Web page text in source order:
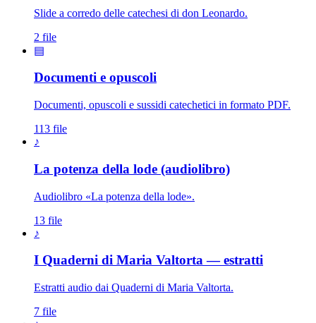
Slide a corredo delle catechesi di don Leonardo.
2 file
▤
Documenti e opuscoli
Documenti, opuscoli e sussidi catechetici in formato PDF.
113 file
♪
La potenza della lode (audiolibro)
Audiolibro «La potenza della lode».
13 file
♪
I Quaderni di Maria Valtorta — estratti
Estratti audio dai Quaderni di Maria Valtorta.
7 file